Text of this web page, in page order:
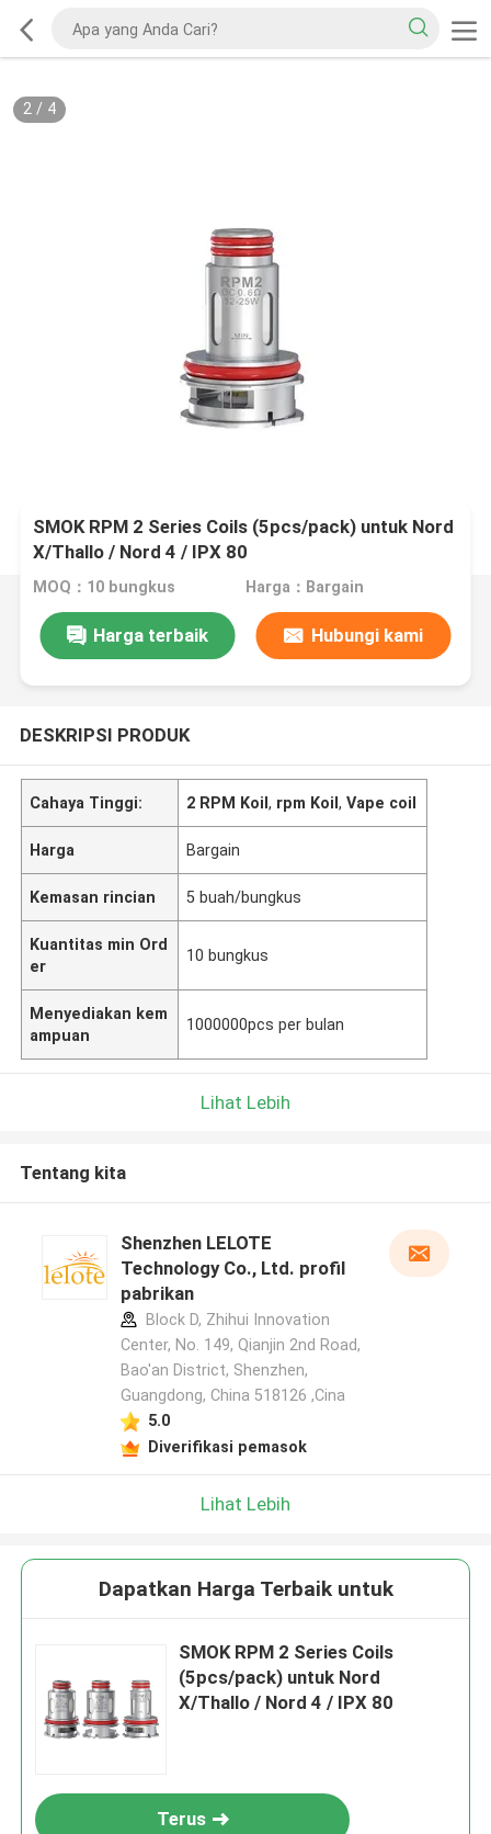
2/ 4
SMOK RPM 2 Series Coils (5pcs/pack) untuk Nord
X/Thallo / Nord 4 / IPX 80
MOQ：10 bungkus Harga：Bargain
Harga terbaik Hubungi kami
DESKRIPSI PRODUK
Cahaya Tinggi: 2 RPM Koil, rpm Koil,Vape coil
Harga Bargain
Kemasan rincian 5 buah/bungkus
Kuantitas min Ord
er
10 bungkus
Menyediakan kem
ampuan
1000000pcs per bulan
Lihat Lebih
Tentang kita
Shenzhen LELOTE
Technology Co., Ltd. profil
pabrikan
Block D, Zhihui Innovation
Center, No. 149, Qianjin 2nd Road,
Bao'an District, Shenzhen,
Guangdong, China 518126 ,Cina
5.0
Diverifikasi pemasok
Lihat Lebih
Dapatkan Harga Terbaik untuk
SMOK RPM 2 Series Coils
(5pcs/pack) untuk Nord
X/Thallo / Nord 4 / IPX 80
Terus